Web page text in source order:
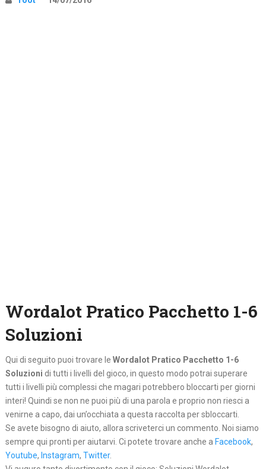
Wordalot Pratico Pacchetto 1-6
Soluzioni
Qui di seguito puoi trovare le Wordalot Pratico Pacchetto 1-6
Soluzioni di tutti i livelli del gioco, in questo modo potrai superare
tutti i livelli più complessi che magari potrebbero bloccarti per giorni
interi! Quindi se non ne puoi più di una parola e proprio non riesci a
venirne a capo, dai un’occhiata a questa raccolta per sbloccarti.
Se avete bisogno di aiuto, allora scriveterci un commento. Noi siamo
sempre qui pronti per aiutarvi. Ci potete trovare anche a Facebook,
Youtube, Instagram, Twitter.